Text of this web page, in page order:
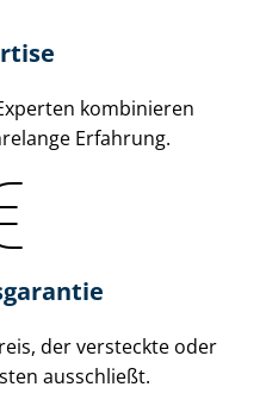
kombinieren
Erfahrung.
der versteckte oder
ausschließt.